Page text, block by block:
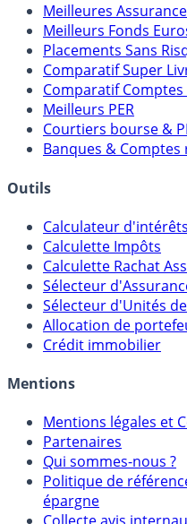
Meilleures
Meilleurs Fonds
Placements Sans
Comparatif Super
Comparatif Comptes
Meilleurs PER
Courtiers bourse &
Banques &
Outils
Calculateur d'intérêts
Calculette Impôts
Calculette Rachat
Sélecteur
Sélecteur d'Unités
Allocation de
Crédit immobilier
Mentions
Mentions légales et
Partenaires
Qui sommes-nous ?
Politique de
épargne